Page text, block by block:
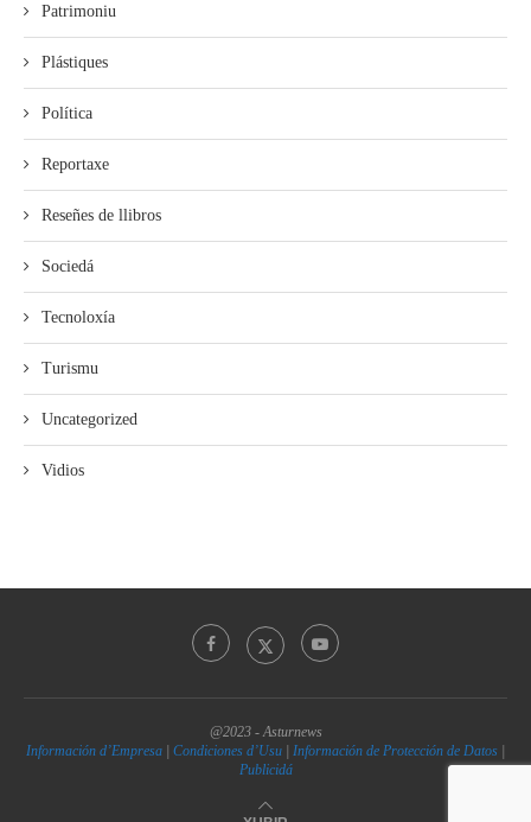
Patrimoniu
Plástiques
Política
Reportaxe
Reseñes de llibros
Sociedá
Tecnoloxía
Turismu
Uncategorized
Vidios
@2023 - Asturnews
Información d’Empresa | Condiciones d’Usu | Información de Protección de Datos |
Publicidá